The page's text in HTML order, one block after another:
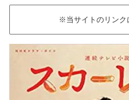
※当サイトのリンク